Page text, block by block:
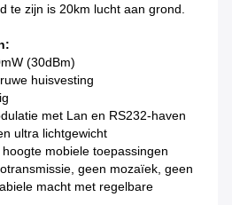
te zijn is 20km lucht aan grond.
(30dBm)
huisvesting
met Lan en RS232-haven
ultra lichtgewicht
mobiele toepassingen
geen mozaïek, geen
macht met regelbare